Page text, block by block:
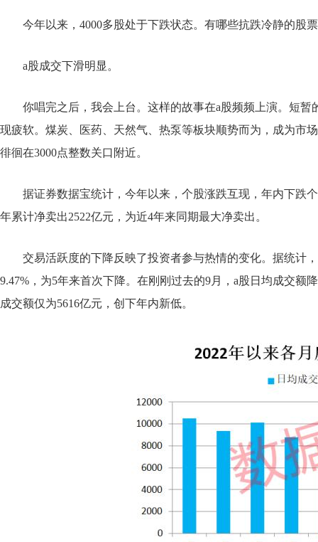
今年以来，4000多股处于下跌状态。有哪些抗跌冷静的股
a股成交下滑明显。
你唱完之后，我会上台。这样的故事在a股频频上演。短
现疲软。煤炭、医药、天然气、热泵等板块顺势而为，成为市
徘徊在3000点整数关口附近。
据证券数据宝统计，今年以来，个股涨跌互现，年内下跌
年累计净卖出2522亿元，为近4年来同期最大净卖出。
交易活跃度的下降反映了投资者参与热情的变化。据统计
9.47%，为5年来首次下降。在刚刚过去的9月，a股日均成交额
成交额仅为5616亿元，创下年内新低。